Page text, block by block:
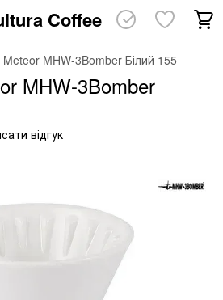
Coffee
MHW-3Bomber Білий 155
MHW-3Bomber
відгук